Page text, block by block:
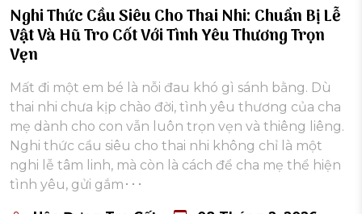
Nghi Thức Cầu Siêu Cho Thai Nhi: Chuẩn Bị Lễ
Vật Và Hũ Tro Cốt Với Tình Yêu Thương Trọn
Vẹn
Mất đi một em bé là nỗi đau khó gì sánh bằng. Dù
thai nhi chưa kịp chào đời, tình yêu thương của cha
mẹ dành cho con vẫn luôn trọn vẹn và thiêng liêng.
Nghi thức cầu siêu cho thai nhi không chỉ là một
nghi lễ tâm linh, mà còn là cách để cha mẹ thể hiện
tình yêu, gửi gắm･･･